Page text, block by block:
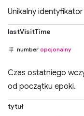
Unikalny
lastVisitTime
number opcjonalny
Czas ostatniego
od początku epoki.
tytuł